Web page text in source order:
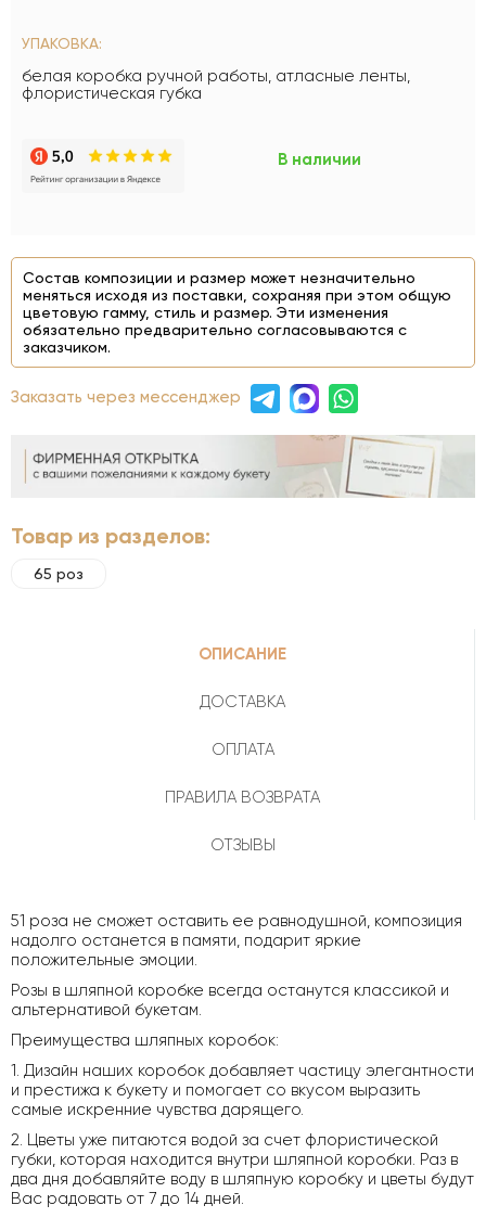
УПАКОВКА:
белая коробка ручной работы, атласные ленты,
флористическая губка
В наличии
Состав композиции и размер может незначительно
меняться исходя из поставки, сохраняя при этом общую
цветовую гамму, стиль и размер. Эти изменения
обязательно предварительно согласовываются с
заказчиком.
Заказать через мессенджер
Товар из разделов:
65 роз
ОПИСАНИЕ
ДОСТАВКА
ОПЛАТА
ПРАВИЛА ВОЗВРАТА
ОТЗЫВЫ
51 роза не сможет оставить ее равнодушной, композиция
надолго останется в памяти, подарит яркие
положительные эмоции.
Розы в шляпной коробке всегда останутся классикой и
альтернативой букетам.
Преимущества шляпных коробок:
1. Дизайн наших коробок добавляет частицу элегантности
и престижа к букету и помогает со вкусом выразить
самые искренние чувства дарящего.
2. Цветы уже питаются водой за счет флористической
губки, которая находится внутри шляпной коробки. Раз в
два дня добавляйте воду в шляпную коробку и цветы будут
Вас радовать от 7 до 14 дней.